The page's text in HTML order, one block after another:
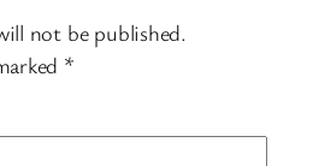
not be published.
*